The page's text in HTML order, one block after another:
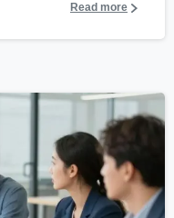
Read more